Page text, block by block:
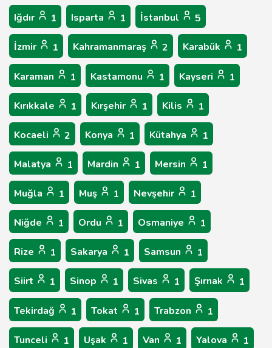
Iğdır 1 Isparta 1 İstanbul 5
İzmir 1 Kahramanmaraş 2 Karabük 1
Karaman 1 Kastamonu 1 Kayseri 1
Kırıkkale 1 Kırşehir 1 Kilis 1
Kocaeli 2 Konya 1 Kütahya 1
Malatya 1 Mardin 1 Mersin 1
Muğla 1 Muş 1 Nevşehir 1
Niğde 1 Ordu 1 Osmaniye 1
Rize 1 Sakarya 1 Samsun 1
Siirt 1 Sinop 1 Sivas 1 Şırnak 1
Tekirdağ 1 Tokat 1 Trabzon 1
Tunceli 1 Uşak 1 Van 1 Yalova 1